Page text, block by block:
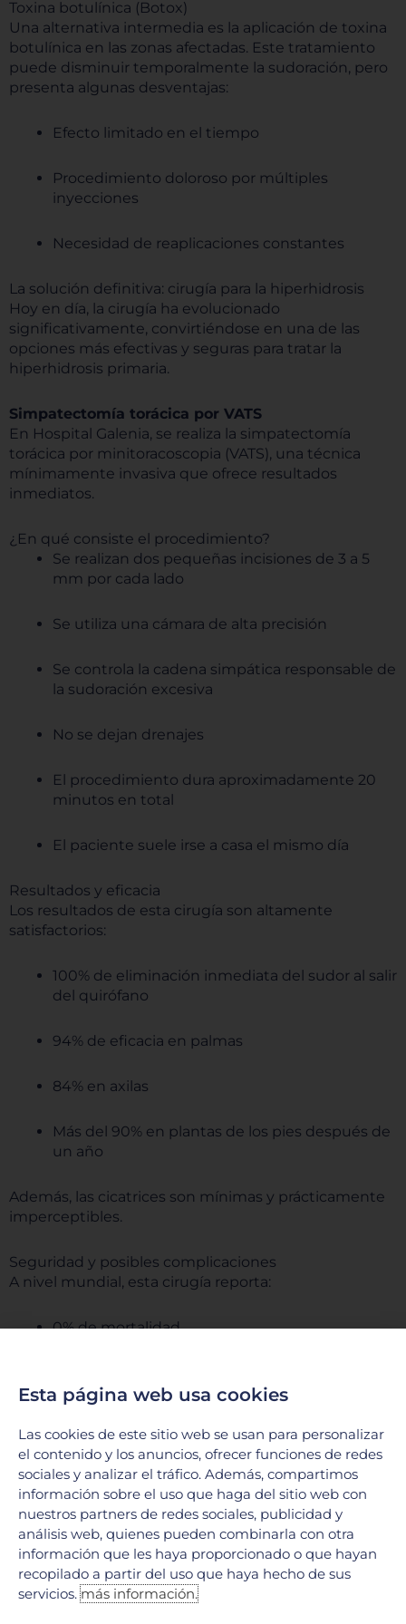
Toxina botulínica (Botox)
Una alternativa intermedia es la aplicación de toxina
botulínica en las zonas afectadas. Este tratamiento
puede disminuir temporalmente la sudoración, pero
presenta algunas desventajas:
Efecto limitado en el tiempo
Procedimiento doloroso por múltiples
inyecciones
Necesidad de reaplicaciones constantes
La solución definitiva: cirugía para la hiperhidrosis
Hoy en día, la cirugía ha evolucionado
significativamente, convirtiéndose en una de las
opciones más efectivas y seguras para tratar la
hiperhidrosis primaria.
Simpatectomía torácica por VATS
En Hospital Galenia, se realiza la simpatectomía
torácica por minitoracoscopia (VATS), una técnica
mínimamente invasiva que ofrece resultados
inmediatos.
¿En qué consiste el procedimiento?
Se realizan dos pequeñas incisiones de 3 a 5
mm por cada lado
Se utiliza una cámara de alta precisión
Se controla la cadena simpática responsable de
la sudoración excesiva
No se dejan drenajes
El procedimiento dura aproximadamente 20
minutos en total
El paciente suele irse a casa el mismo día
Resultados y eficacia
Los resultados de esta cirugía son altamente
satisfactorios:
100% de eliminación inmediata del sudor al salir
del quirófano
94% de eficacia en palmas
84% en axilas
Más del 90% en plantas de los pies después de
un año
Además, las cicatrices son mínimas y prácticamente
imperceptibles.
Seguridad y posibles complicaciones
A nivel mundial, esta cirugía reporta:
0% de mortalidad
de los casos, como:
Derrame pleural leve
Irritación de la herida
Infección controlable
Al realizarse en un entorno hospitalario seguro como
Hospital Galenia, los riesgos se reducen
Esta página web usa cookies
Las cookies de este sitio web se usan para personalizar
el contenido y los anuncios, ofrecer funciones de redes
sociales y analizar el tráfico. Además, compartimos
información sobre el uso que haga del sitio web con
nuestros partners de redes sociales, publicidad y
análisis web, quienes pueden combinarla con otra
información que les haya proporcionado o que hayan
recopilado a partir del uso que haya hecho de sus
servicios.más información.